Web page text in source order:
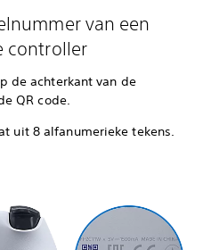
van een
controller
de achterkant van de
QR code.
uit 8 alfanumerieke tekens.